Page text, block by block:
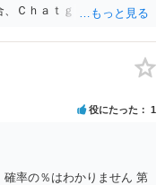
、Ｃｈａｔｇｐｔがｏｐｅ
特定していない限り、一
可能性が生じるにすぎま
るとは思えませんし、名
の不特定多数への公開に
の内容をｃｈａｔｇｐｔ
ので、個人や会社の特定
て書き込んだとして
ることはないでしょう。
役にたった 1
率の％はわかりません 第